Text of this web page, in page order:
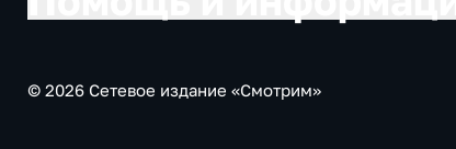
© 2026 Сетевое издание «Смотрим»